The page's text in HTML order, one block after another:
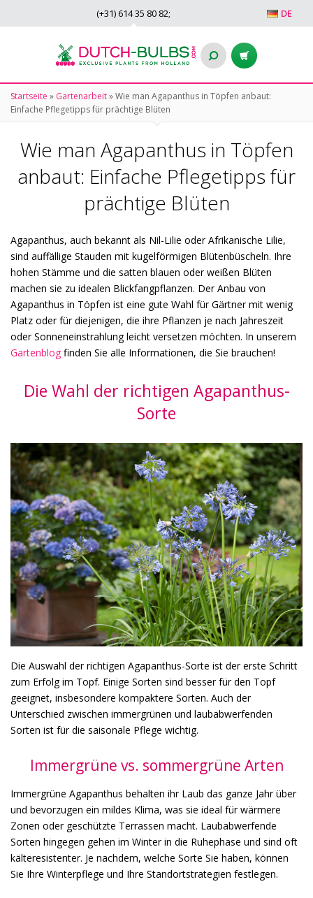
DE
(+31) 614 35 80 82;
Startseite » Gartenarbeit»Wie man Agapanthus in Töpfen anbaut:
Einfache Pflegetipps für prächtige Blüten
Wie man Agapanthus in Töpfen
anbaut: Einfache Pflegetipps für
prächtige Blüten
Agapanthus, auch bekannt als Nil-Lilie oder Afrikanische Lilie,
sind auffällige Stauden mit kugelförmigen Blütenbüscheln. Ihre
hohen Stämme und die satten blauen oder weißen Blüten
machen sie zu idealen Blickfangpflanzen. Der Anbau von
Agapanthus in Töpfen ist eine gute Wahl für Gärtner mit wenig
Platz oder für diejenigen, die ihre Pflanzen je nach Jahreszeit
oder Sonneneinstrahlung leicht versetzen möchten. In unserem
Gartenblog finden Sie alle Informationen, die Sie brauchen!
Die Wahl der richtigen Agapanthus-
Sorte
Die Auswahl der richtigen Agapanthus-Sorte ist der erste Schritt
zum Erfolg im Topf. Einige Sorten sind besser für den Topf
geeignet, insbesondere kompaktere Sorten. Auch der
Unterschied zwischen immergrünen und laubabwerfenden
Sorten ist für die saisonale Pflege wichtig.
Immergrüne vs. sommergrüne Arten
Immergrüne Agapanthus behalten ihr Laub das ganze Jahr über
und bevorzugen ein mildes Klima, was sie ideal für wärmere
Zonen oder geschützte Terrassen macht. Laubabwerfende
Sorten hingegen gehen im Winter in die Ruhephase und sind oft
kälteresistenter. Je nachdem, welche Sorte Sie haben, können
Sie Ihre Winterpflege und Ihre Standortstrategien festlegen.